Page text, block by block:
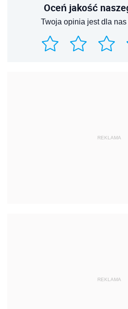
Oceń jakość
Twoja opinia jest dla
REKLAMA
REKLAMA